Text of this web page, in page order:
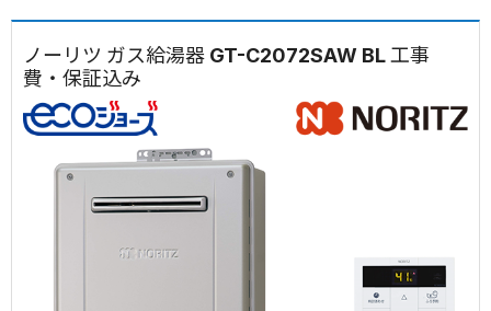
ノーリツ ガス給湯器 GT-C2072SAW BL 工事
費・保証込み